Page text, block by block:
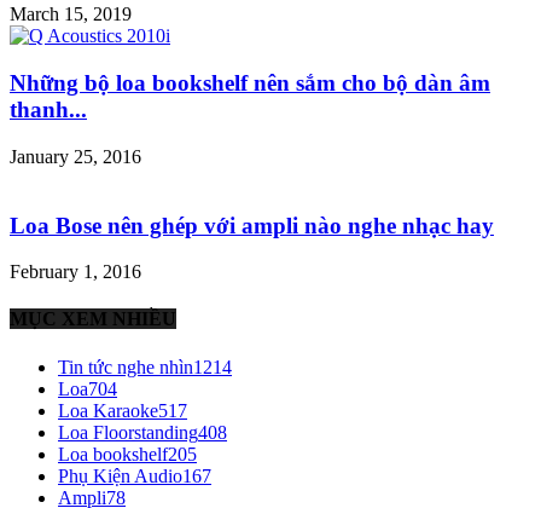
March 15, 2019
Những bộ loa bookshelf nên sắm cho bộ dàn âm
thanh...
January 25, 2016
Loa Bose nên ghép với ampli nào nghe nhạc hay
February 1, 2016
MỤC XEM NHIỀU
Tin tức nghe nhìn1214
Loa704
Loa Karaoke517
Loa Floorstanding408
Loa bookshelf205
Phụ Kiện Audio167
Ampli78